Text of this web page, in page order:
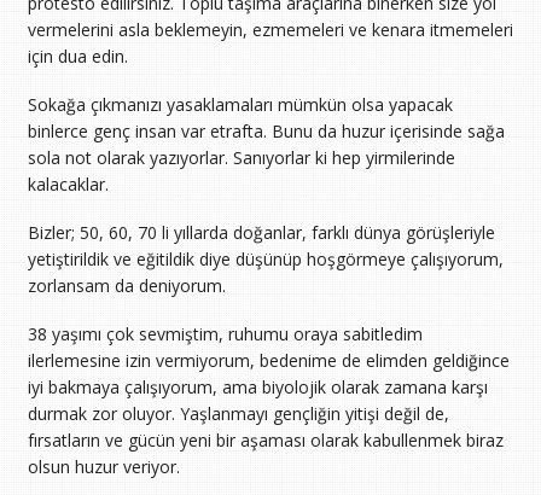
vermelerini asla beklemeyin, ezmemeleri ve kenara itmemeleri
için dua edin.
Sokağa çıkmanızı yasaklamaları mümkün olsa yapacak
binlerce genç insan var etrafta. Bunu da huzur içerisinde sağa
sola not olarak yazıyorlar. Sanıyorlar ki hep yirmilerinde
kalacaklar.
Bizler; 50, 60, 70 li yıllarda doğanlar, farklı dünya görüşleriyle
yetiştirildik ve eğitildik diye düşünüp hoşgörmeye çalışıyorum,
zorlansam da deniyorum.
38 yaşımı çok sevmiştim, ruhumu oraya sabitledim
ilerlemesine izin vermiyorum, bedenime de elimden geldiğince
iyi bakmaya çalışıyorum, ama biyolojik olarak zamana karşı
durmak zor oluyor. Yaşlanmayı gençliğin yitişi değil de,
fırsatların ve gücün yeni bir aşaması olarak kabullenmek biraz
olsun huzur veriyor.